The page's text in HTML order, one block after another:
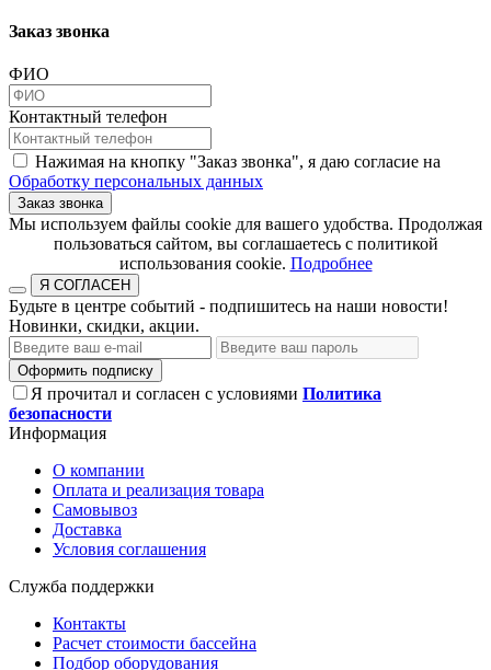
Заказ звонка
ФИО
Контактный телефон
Нажимая на кнопку "Заказ звонка", я даю согласие на
Обработку персональных данных
Заказ звонка
​​​​​​​Мы используем файлы cookie для вашего удобства. Продолжая
пользоваться сайтом, вы соглашаетесь с политикой
использования cookie.​​​​​​​ Подробнее
Я СОГЛАСЕН
Будьте в центре событий - подпишитесь на наши новости!
Новинки, скидки, акции.
Оформить подписку
Я прочитал и согласен с условиями Политика
безопасности
Информация
О компании
Оплата и реализация товара
Самовывоз
Доставка
Условия соглашения
Служба поддержки
Контакты
Расчет стоимости бассейна
Подбор оборудования